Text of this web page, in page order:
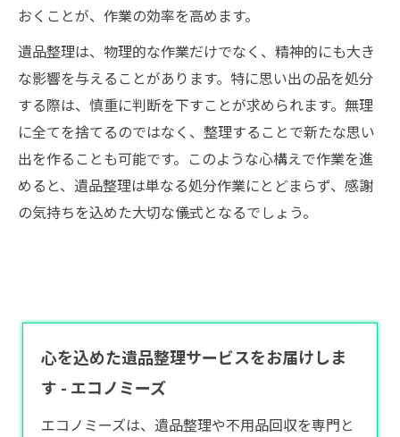
おくことが、作業の効率を高めます。
遺品整理は、物理的な作業だけでなく、精神的にも大き
な影響を与えることがあります。特に思い出の品を処分
する際は、慎重に判断を下すことが求められます。無理
に全てを捨てるのではなく、整理することで新たな思い
出を作ることも可能です。このような心構えで作業を進
めると、遺品整理は単なる処分作業にとどまらず、感謝
の気持ちを込めた大切な儀式となるでしょう。
心を込めた遺品整理サービスをお届けしま
す - エコノミーズ
エコノミーズは、遺品整理や不用品回収を専門と